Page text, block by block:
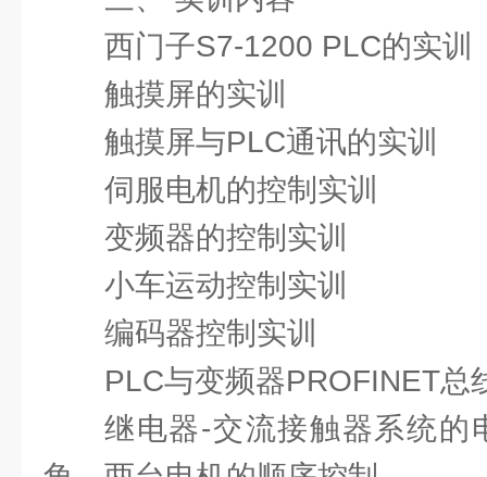
西门子S7-1200 PLC的实训
触摸屏的实训
触摸屏与PLC通讯的实训
伺服电机的控制实训
变频器的控制实训
小车运动控制实训
编码器控制实训
PLC与变频器PROFINET总
继电器-交流接触器系统的